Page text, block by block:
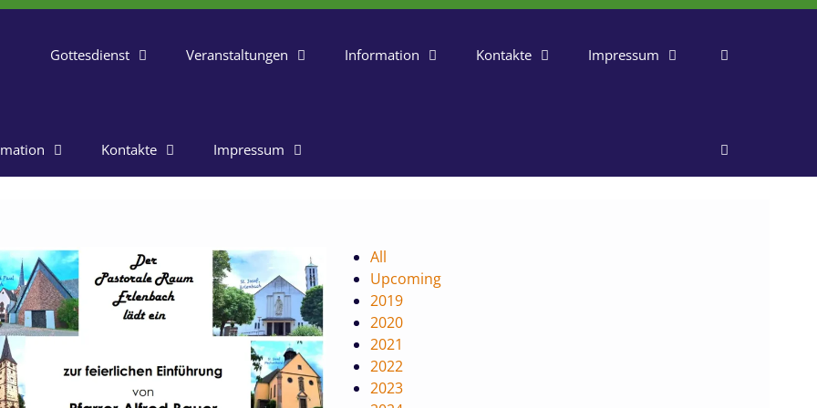
Gottesdienst Veranstaltungen Information Kontakte Impressum
Kontakte Impressum
All
Upcoming
2019
2020
2021
2022
2023